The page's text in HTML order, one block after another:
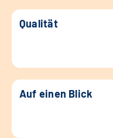
Qualität
Auf einen Blick